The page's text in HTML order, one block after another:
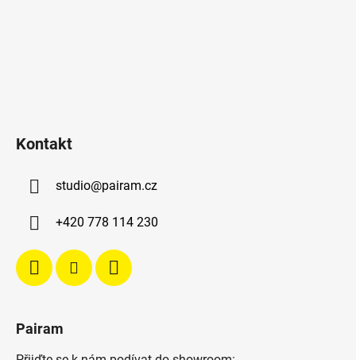
Kontakt
studio@pairam.cz
+420 778 114 230
Pairam